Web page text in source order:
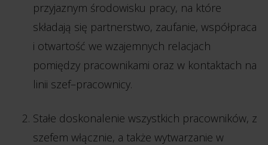
przyjaznym środowisku pracy, na które
składają się partnerstwo, zaufanie, współpraca
i otwartość we wzajemnych relacjach
pomiędzy pracownikami oraz w kontaktach na
linii szef–pracownicy.
Stałe doskonalenie wszystkich pracowników, z
szefem włącznie, a także wytwarzanie w